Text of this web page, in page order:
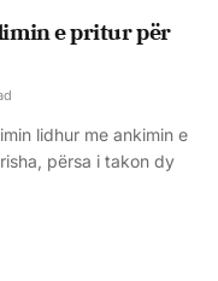
e pritur për
lidhur me ankimin e
përsa i takon dy